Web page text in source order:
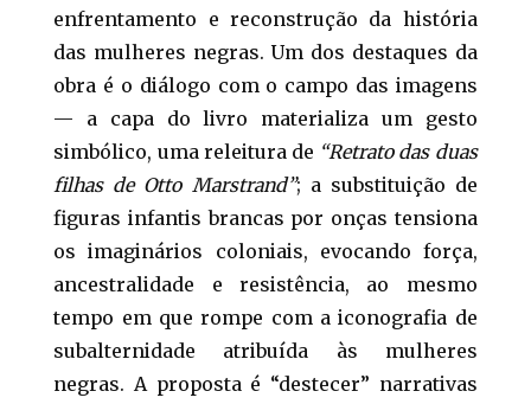
enfrentamento e reconstrução da história
das mulheres negras. Um dos destaques da
obra é o diálogo com o campo das imagens
— a capa do livro materializa um gesto
simbólico, uma releitura de “Retrato das duas
filhas de Otto Marstrand”; a substituição de
figuras infantis brancas por onças tensiona
os imaginários coloniais, evocando força,
ancestralidade e resistência, ao mesmo
tempo em que rompe com a iconografia de
subalternidade atribuída às mulheres
negras. A proposta é “destecer” narrativas